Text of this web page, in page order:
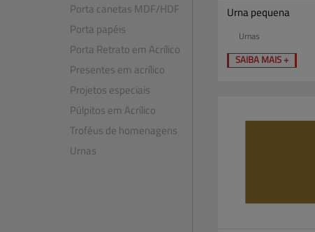
Porta canetas MDF​/​HDF
Porta papéis
Porta Retrato em Acrílico
Presentes em acrílico
Projetos especiais
Púlpitos em Acrílico
Troféus de homenagens
Urnas
Urna pequena
Urnas
SAIBA MAIS +